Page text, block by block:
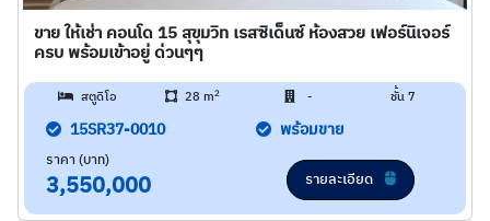
ขาย ให้เช่า คอนโด 15 สุขุมวิท เรสซิเด็นซ์ ห้องสวย เฟอร์นิเจอร์
ครบ พร้อมเข้าอยู่ ด่วนๆๆ
สตูดิโอ 28 m2 - ชั้น 7
15SR37-0010 พร้อมขาย
ราคา (บาท)
3,550,000 รายละเอียด